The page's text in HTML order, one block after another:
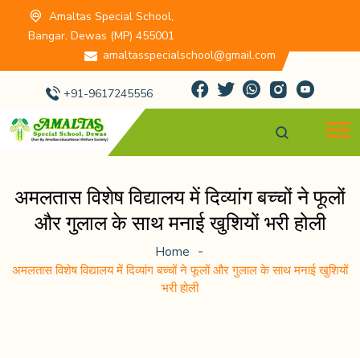
Amaltas Special School,
Bangar, Dewas (MP) 455001
amaltasspecialschool@gmail.com
+91-9617245556
अमलतास विशेष विद्यालय में दिव्यांग बच्चों ने फूलों
और गुलाल के साथ मनाई खुशियों भरी होली
Home
अमलतास विशेष विद्यालय में दिव्यांग बच्चों ने फूलों और गुलाल के साथ मनाई खुशियों
भरी होली